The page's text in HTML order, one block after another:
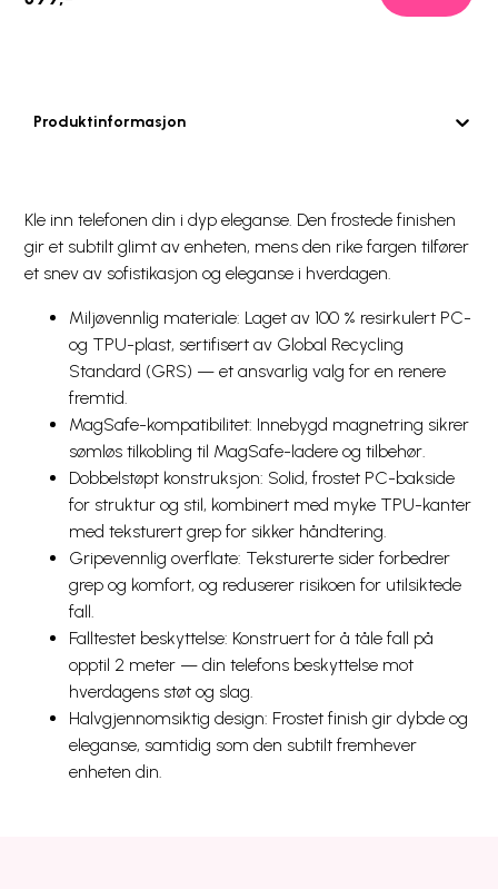
Produktinformasjon
Kle inn telefonen din i dyp eleganse. Den frostede finishen
gir et subtilt glimt av enheten, mens den rike fargen tilfører
et snev av sofistikasjon og eleganse i hverdagen.
Miljøvennlig materiale: Laget av 100 % resirkulert PC-
og TPU-plast, sertifisert av Global Recycling
Standard (GRS) — et ansvarlig valg for en renere
fremtid.
MagSafe-kompatibilitet: Innebygd magnetring sikrer
sømløs tilkobling til MagSafe-ladere og tilbehør.
Dobbelstøpt konstruksjon: Solid, frostet PC-bakside
for struktur og stil, kombinert med myke TPU-kanter
med teksturert grep for sikker håndtering.
Gripevennlig overflate: Teksturerte sider forbedrer
grep og komfort, og reduserer risikoen for utilsiktede
fall.
Falltestet beskyttelse: Konstruert for å tåle fall på
opptil 2 meter — din telefons beskyttelse mot
hverdagens støt og slag.
Halvgjennomsiktig design: Frostet finish gir dybde og
eleganse, samtidig som den subtilt fremhever
enheten din.